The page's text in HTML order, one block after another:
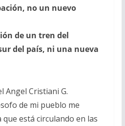
no un nuevo
de un tren del
del país, ni una nueva
Angel Cristiani G.
de mi pueblo me
está circulando en las